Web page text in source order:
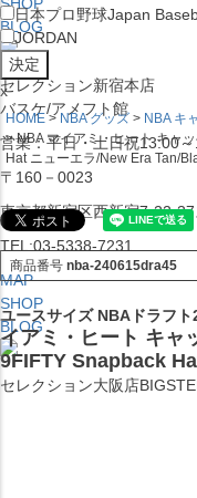
BLOG
セレクション新宿本店
バスケ/アメフト館
営業：平日・土日祝13:00
〒160－0023
東京都新宿区西新宿7-22-
TEL:03-5338-7231
MAP
SHOP
BLOG
セレクション大阪店
大阪府大阪市中央区西心斎
日本プロ野球Japan
JORDAN
x
HOME NBA グッズ
NBA キ
NBA マイアミ・ヒート キャ
Hat ニューエラ/New Era Tan/
商品番号 nba-240615dra45
ユースサイズ NBAドラフ
イアミ・ヒート キャ
9FIFTY Snapback